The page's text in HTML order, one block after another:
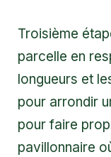
Troisième
parcelle en
longueurs et
pour arrondir
pour faire
pavillonnaire